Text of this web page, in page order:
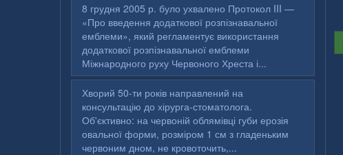
8 грудня 2005 р. було ухвалено Протокол III —
«Про введення додаткової розпізнавальної
емблеми», який регламентує використання
додаткової розпізнавальної емблеми
Міжнародного руху Червоного Хреста і...
Хворий 50-ти років направлений на
консультацію до хірурга-стоматолога.
Об'єктивно: на червоній облямівці губи ерозія
овальної форми, розміром 1 см з гладеньким
червоним дном, не кровоточить,...